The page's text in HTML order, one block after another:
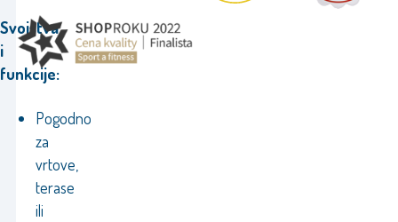
Svojstva
i
funkcije:
Pogodno
za
vrtove,
terase
ili